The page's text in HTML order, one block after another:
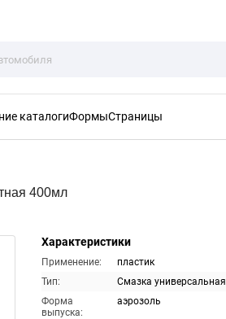
каталогиФормыСтраницы
400мл
Характеристики
Применение:
пластик
Тип:
Смазка универсальная
Форма
выпуска:
аэрозоль